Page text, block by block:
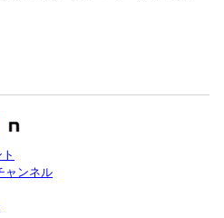
ャンネル